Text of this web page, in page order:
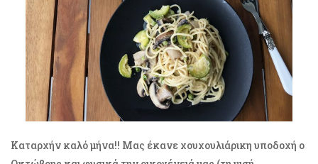
Καταρχήν καλό μήνα!! Μας έκανε χουχουλιάρικη υποδοχή ο